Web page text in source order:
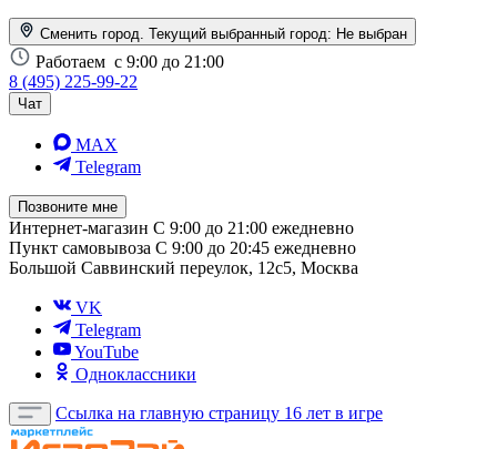
Сменить город. Текущий выбранный город: Не выбран
Работаем с 9:00 до 21:00
8 (495) 225-99-22
Чат
MAX
Telegram
Позвоните мне
Интернет-магазин С 9:00 до 21:00 ежедневно
Пункт самовывоза С 9:00 до 20:45 ежедневно
Большой Саввинский переулок, 12с5, Москва
VK
Telegram
YouTube
Одноклассники
Ссылка на главную страницу 16 лет в игре